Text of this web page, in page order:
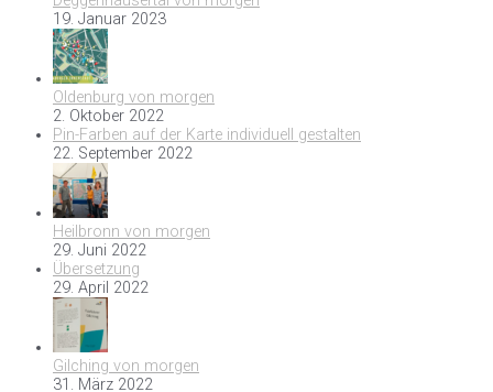
19. Januar 2023
Oldenburg von morgen
2. Oktober 2022
Pin-Farben auf der Karte individuell gestalten
22. September 2022
Heilbronn von morgen
29. Juni 2022
Übersetzung
29. April 2022
Gilching von morgen
31. März 2022